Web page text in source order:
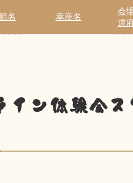
名 幸座名
会
道
イン体験会